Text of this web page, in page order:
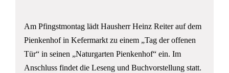
Am Pfingstmontag lädt Hausherr Heinz Reiter auf dem
Pienkenhof in Kefermarkt zu einem „Tag der offenen
Tür“ in seinen „Naturgarten Pienkenhof“ ein. Im
Anschluss findet die Leseng und Buchvorstellung statt.